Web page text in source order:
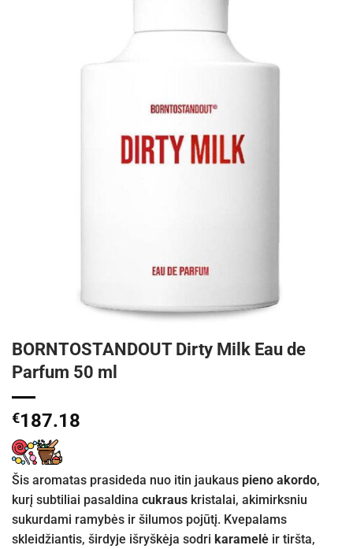
BORNTOSTANDOUT Dirty Milk Eau de
Parfum 50 ml
€187.18
Šis aromatas prasideda nuo itin jaukaus pieno akordo,
kurį subtiliai pasaldina cukraus kristalai, akimirksniu
sukurdami ramybės ir šilumos pojūtį. Kvepalams
skleidžiantis, širdyje išryškėja sodri karamelė ir tiršta,